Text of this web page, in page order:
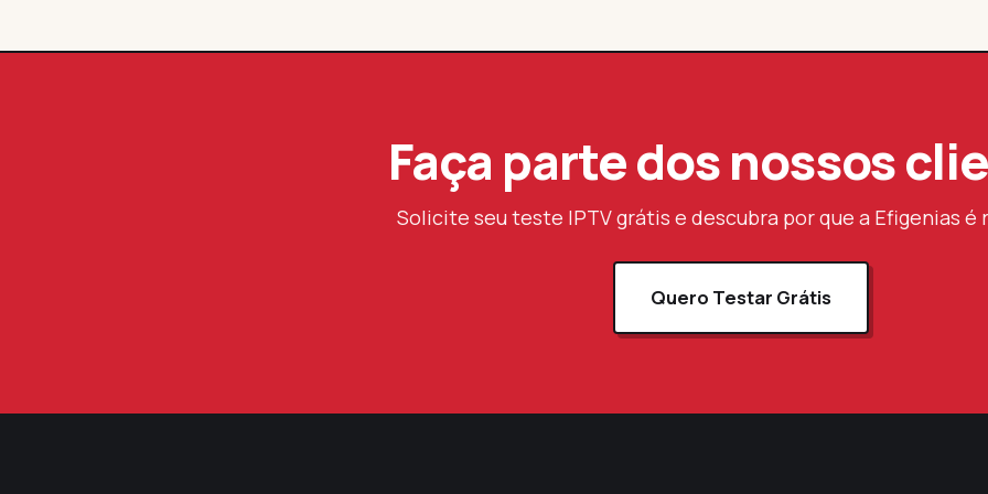
Faça parte dos nossos
Solicite seu teste IPTV grátis e descubra por que a Efigenias é
Quero Testar Grátis